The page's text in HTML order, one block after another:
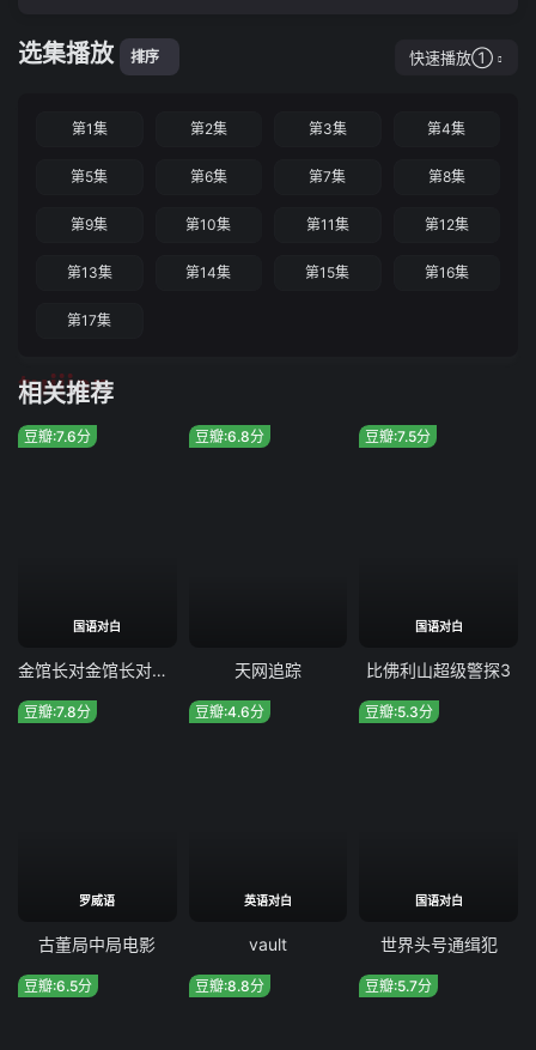
选集播放 排序 快速播放①
第1集 第2集 第3集 第4集
第5集 第6集 第7集 第8集
第9集 第10集 第11集 第12集
第13集 第14集 第15集 第16集
第17集
相关推荐
tuijian
国语对白
豆瓣:7.6分
金馆长对金馆长对金馆长
豆瓣:6.8分
天网追踪
国语对白
豆瓣:7.5分
比佛利山超级警探3
罗威语
豆瓣:7.8分
古董局中局电影
英语对白
豆瓣:4.6分
vault
国语对白
豆瓣:5.3分
世界头号通缉犯
豆瓣:6.5分 豆瓣:8.8分 豆瓣:5.7分